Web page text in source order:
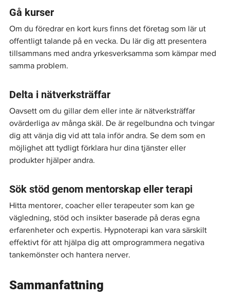
Gå kurser
Om du föredrar en kort kurs finns det företag som lär ut
offentligt talande på en vecka. Du lär dig att presentera
tillsammans med andra yrkesverksamma som kämpar med
samma problem.
Delta i nätverksträffar
Oavsett om du gillar dem eller inte är nätverksträffar
ovärderliga av många skäl. De är regelbundna och tvingar
dig att vänja dig vid att tala inför andra. Se dem som en
möjlighet att tydligt förklara hur dina tjänster eller
produkter hjälper andra.
Sök stöd genom mentorskap eller terapi
Hitta mentorer, coacher eller terapeuter som kan ge
vägledning, stöd och insikter baserade på deras egna
erfarenheter och expertis. Hypnoterapi kan vara särskilt
effektivt för att hjälpa dig att omprogrammera negativa
tankemönster och hantera nerver.
Sammanfattning